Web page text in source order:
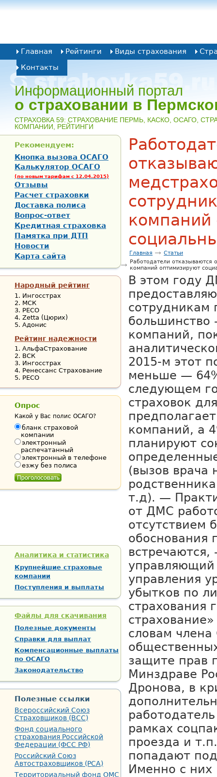
Информационный портал
о страховании в
CТРАХОВКА 59: СТРАХОВАНИЕ ПЕРМЬ, КАСКО, ОСАГО,
КОМПАНИИ, РЕЙТИНГИ
Главная Рейтинги Виды страхования
Контакты
компаний
Главная
Статьи
Работодатели отказываются
компаний оптимизируют
В этом году
сотрудникам
большинство
компаний,
2015-м этот
меньше —
следующем
страховок
компаний, а
планируют
(вызов врача
т.д). —
от ДМС
отсутствием
обоснования
управляющий
управления
убытков по
страхования
словам члена
защите прав
Минздраве
Дронова, в
рамках
проезда и
попадают
Именно с них
Рекомендуем:
Кнопка вызова ОСАГО
Калькулятор ОСАГО
(по новым тарифам с 12.04.2015)
Отзывы
Расчет страховки
Доставка полиса
Вопрос-ответ
Кредитная страховка
Памятка при ДТП
Новости
Карта сайта
Народный рейтинг
Ингосстрах
МСК
РЕСО
Zetta (Цюрих)
Адонис
Рейтинг надежности
АльфаСтрахование
ВСК
Ингосстрах
Ренессанс Страхование
РЕСО
Опрос
Какой у Вас полис ОСАГО?
бланк страховой
компании
электронный
распечатанный
электронный в телефоне
езжу без полиса
Аналитика и статистика
Крупнейшие страховые
компании
Поступления и выплаты
Файлы для скачивания
Полезные документы
Справки для выплат
Компенсационные выплаты
по ОСАГО
Законодательство
Полезные ссылки
Всероссийский Союз
Страховщиков (ВСС)
Фонд социального
страхования Российской
Федерации (ФСС РФ)
Российский Союз
Автостраховщиков (РСА)
Территориальный фонд ОМС